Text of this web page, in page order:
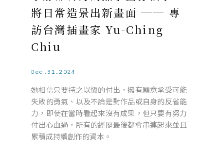
將日常造景出新畫面 ── 專
訪台灣插畫家 Yu-Ching
Chiu
Dec.31.2024
她相信只要持之以恆的付出，擁有願意承受可能
失敗的勇氣、以及不論是對作品或自身的反省能
力，即使在當時看起來沒有成果，但只要有努力
付出心血過，所有的經歷最後都會串連起來並且
累積成持續創作的資本。